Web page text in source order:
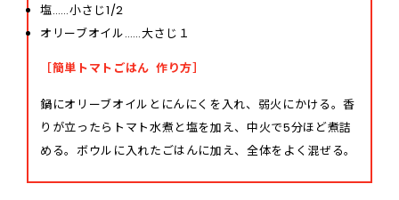
塩……小さじ1/2
オリーブオイル……大さじ１
［簡単トマトごはん 作り方］
鍋にオリーブオイルとにんにくを入れ、弱火にかける。香
りが立ったらトマト水煮と塩を加え、中火で5分ほど煮詰
める。ボウルに入れたごはんに加え、全体をよく混ぜる。